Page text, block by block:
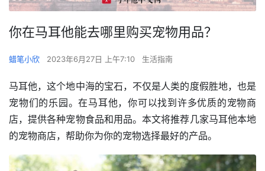
你在马耳他能去哪里购买宠物用品？
蜡笔小欣 2023年6月27日 上午7:10 生活指南
马耳他，这个地中海的宝石，不仅是人类的度假胜地，也是
宠物们的乐园。在马耳他，你可以找到许多优质的宠物商
店，提供各种宠物食品和用品。本文将推荐几家马耳他本地
的宠物商店，帮助你为你的宠物选择最好的产品。